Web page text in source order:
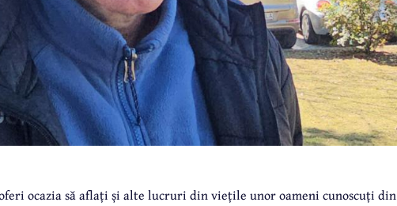
ocazia să aflați și alte lucruri din viețile unor oameni cunoscuți din